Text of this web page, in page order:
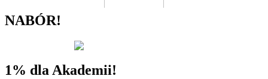
NABÓR!
1% dla Akademii!